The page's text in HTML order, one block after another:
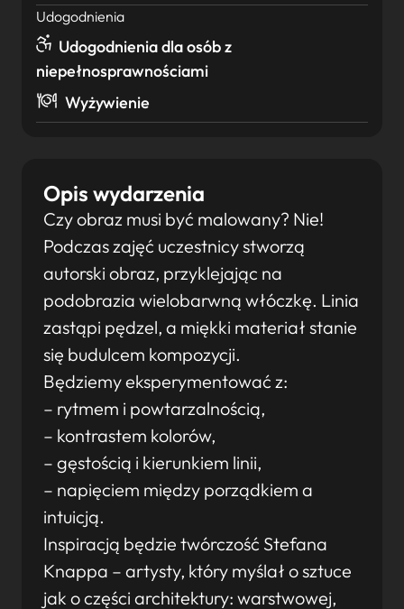
Opis wydarzenia
Czy obraz musi być malowany? Nie!
Podczas zajęć uczestnicy stworzą
autorski obraz, przyklejając na
podobrazia wielobarwną włóczkę. Linia
zastąpi pędzel, a miękki materiał stanie
się budulcem kompozycji.
Będziemy eksperymentować z:
– rytmem i powtarzalnością,
– kontrastem kolorów,
– gęstością i kierunkiem linii,
– napięciem między porządkiem a
intuicją.
Inspiracją będzie twórczość Stefana
Knappa – artysty, który myślał o sztuce
jak o części architektury: warstwowej,
Udogodnienia
Udogodnienia dla osób z
niepełnosprawnościami
Wyżywienie